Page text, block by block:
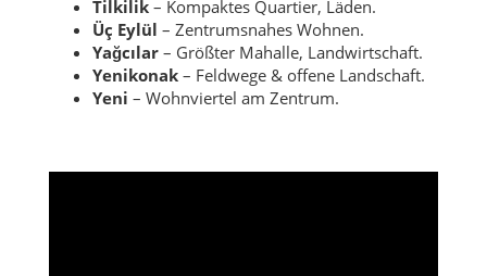
Tilkilik – Kompaktes Quartier, Läden.
Üç Eylül – Zentrumsnahes Wohnen.
Yağcılar – Größter Mahalle, Landwirtschaft.
Yenikonak – Feldwege & offene Landschaft.
Yeni – Wohnviertel am Zentrum.